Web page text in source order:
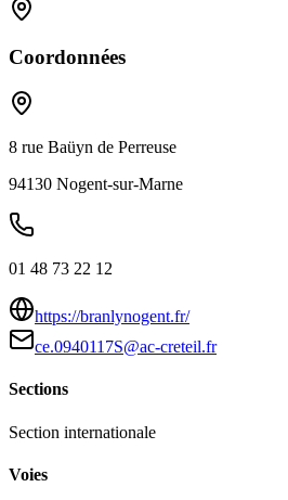
Coordonnées
8 rue Baüyn de Perreuse
94130 Nogent-sur-Marne
01 48 73 22 12
https://branlynogent.fr/
ce.0940117S@ac-creteil.fr
Sections
Section internationale
Voies